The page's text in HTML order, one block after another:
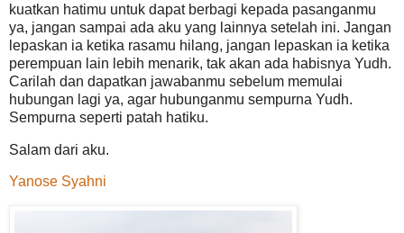
kuatkan hatimu untuk dapat berbagi kepada pasanganmu
ya, jangan sampai ada aku yang lainnya setelah ini. Jangan
lepaskan ia ketika rasamu hilang, jangan lepaskan ia ketika
perempuan lain lebih menarik, tak akan ada habisnya Yudh.
Carilah dan dapatkan jawabanmu sebelum memulai
hubungan lagi ya, agar hubunganmu sempurna Yudh.
Sempurna seperti patah hatiku.
Salam dari aku.
Yanose Syahni